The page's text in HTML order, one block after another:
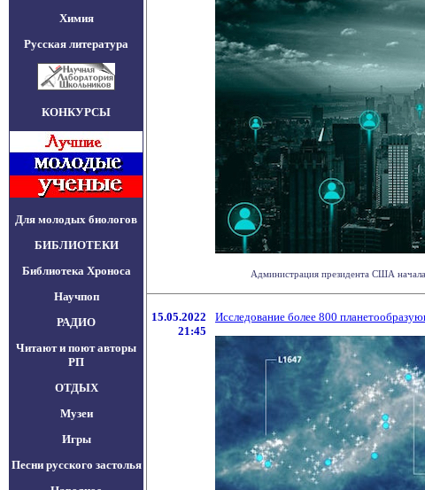
Химия
Русская литература
КОНКУРСЫ
Для молодых биологов
БИБЛИОТЕКИ
Библиотека Хроноса
Научпоп
РАДИО
Читают и поют авторы
РП
ОТДЫХ
Музеи
Игры
Песни русского застолья
Администрация президента США
15.05.2022
21:45
Исследование более 800